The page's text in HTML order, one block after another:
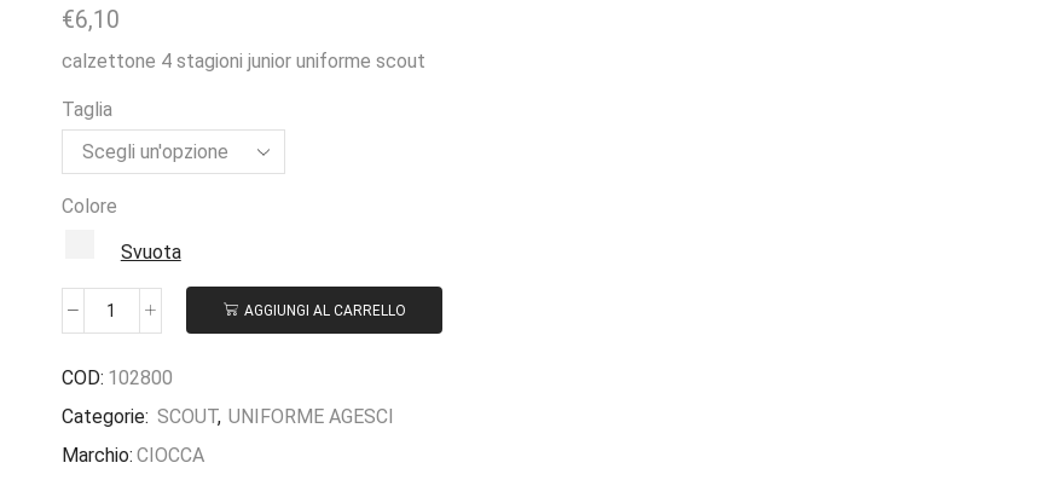
€6,10
calzettone 4 stagioni junior uniforme scout
Taglia
Colore
Svuota
AGGIUNGI AL CARRELLO
COD: 102800
Categorie: SCOUT, UNIFORME AGESCI
Marchio: CIOCCA